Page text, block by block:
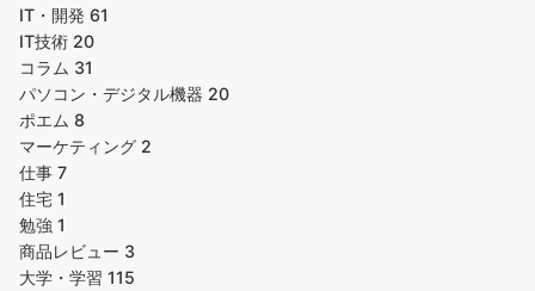
IT・開発 61
IT技術 20
コラム 31
パソコン・デジタル機器 20
ポエム 8
マーケティング 2
仕事 7
住宅 1
勉強 1
商品レビュー 3
大学・学習 115